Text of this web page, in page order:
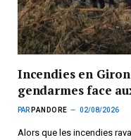
Incendies en
gendarmes face
PAR PANDORE 02/08/2026
Alors que les incendies